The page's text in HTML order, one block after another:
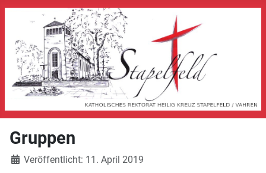
Gruppen
Veröffentlicht: 11. April 2019